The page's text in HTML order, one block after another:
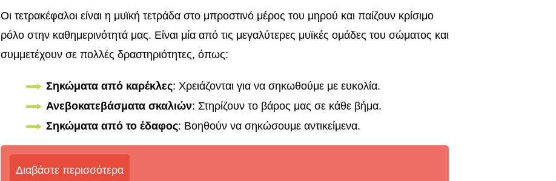
Οι τετρακέφαλοι είναι η μυϊκή τετράδα στο μπροστινό μέρος του μηρού και παίζουν κρίσιμο
ρόλο στην καθημερινότητά μας. Είναι μία από τις μεγαλύτερες μυϊκές ομάδες του σώματος και
συμμετέχουν σε πολλές δραστηριότητες, όπως:
Σηκώματα από καρέκλες: Χρειάζονται για να σηκωθούμε με ευκολία.
Ανεβοκατεβάσματα σκαλιών: Στηρίζουν το βάρος μας σε κάθε βήμα.
Σηκώματα από το έδαφος: Βοηθούν να σηκώσουμε αντικείμενα.
Διαβάστε περισσότερα